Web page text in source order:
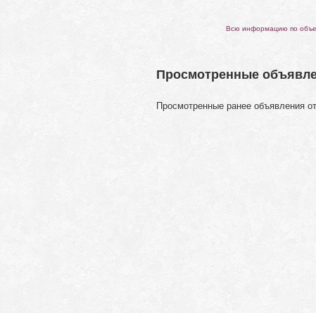
Всю информацию по
Просмотренные
Просмотренные ранее объявления